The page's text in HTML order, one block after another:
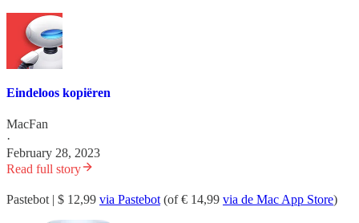
Eindeloos kopiëren
MacFan
·
February 28, 2023
Read full story
Pastebot | $ 12,99 via Pastebot(of € 14,99 via de Mac App Store)